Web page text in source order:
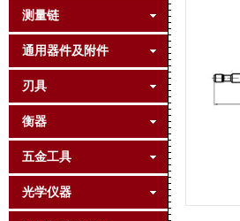
测量链
通用器件及附件
刃具
衡器
五金工具
光学仪器